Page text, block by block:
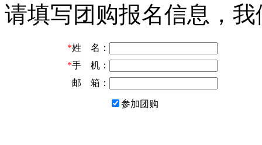
请填写团购报名信息，
*姓 名：
*手 机：
邮 箱：
参加团购